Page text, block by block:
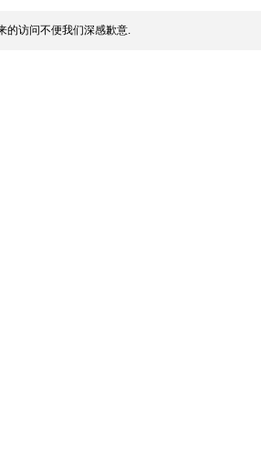
的访问不便我们深感歉意.